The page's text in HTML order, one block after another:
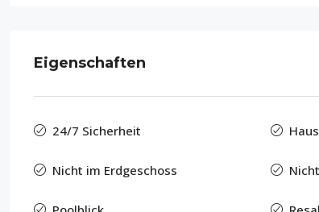
Eigenschaften
24/7 Sicherheit
Nicht im Erdgeschoss